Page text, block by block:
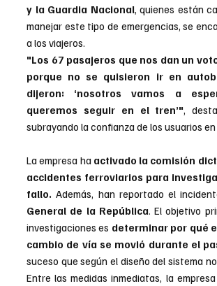
y la Guardia Nacional, quienes están
manejar este tipo de emergencias, se
a los viajeros.
"Los 67 pasajeros que nos dan un
porque no se quisieron ir en
dijeron: ‘nosotros vamos a
queremos seguir en el tren’",
subrayando la confianza de los usuarios
La empresa ha activado la comisión
accidentes ferroviarios para
fallo. Además, han reportado el
General de la República. El objetivo
investigaciones es determinar por qué
cambio de vía se movió durante el
suceso que según el diseño del sistema
Entre las medidas inmediatas, la